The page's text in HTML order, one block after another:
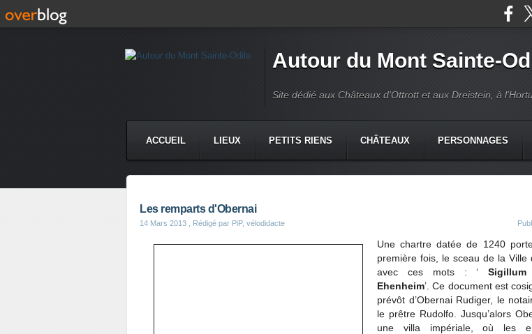
Autour du Mont Sainte-
Site dédié aux Châteaux d'Ottrott et aux Dreistein, à
ACCUEIL LIEUX PETITS RIENS CHÂTEAUX PERSONNAGES
Les remparts d'Obernai
14 Mars 2013 , Rédigé par PiP, vélodidacte
Une chartre datée de 1240
première fois, le sceau de la Ville
avec ces mots : ‘
Ehenheim’. Ce document est
prévôt d’Obernai Rudiger, le
le prêtre Rudolfo. Jusqu’alors
une villa impériale, où les